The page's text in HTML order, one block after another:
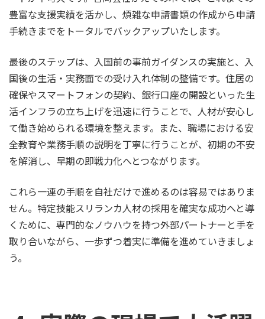
豊富な支援実績を活かし、煩雑な申請書類の作成から申請
手続きまでをトータルでバックアップいたします。
最後のステップは、入国前の事前ガイダンスの実施と、入
国後の生活・実務面での受け入れ体制の整備です。住居の
確保やスマートフォンの契約、銀行口座の開設といった生
活インフラの立ち上げを迅速に行うことで、人材が安心し
て働き始められる環境を整えます。また、職場における安
全教育や業務手順の説明を丁寧に行うことが、初期の不安
を解消し、早期の即戦力化へとつながります。
これら一連の手順を自社だけで進めるのは容易ではありま
せん。特定技能スリランカ人材の採用を確実な成功へと導
くために、専門的なノウハウを持つ外部パートナーと手を
取り合いながら、一歩ずつ着実に準備を進めていきましょ
う。